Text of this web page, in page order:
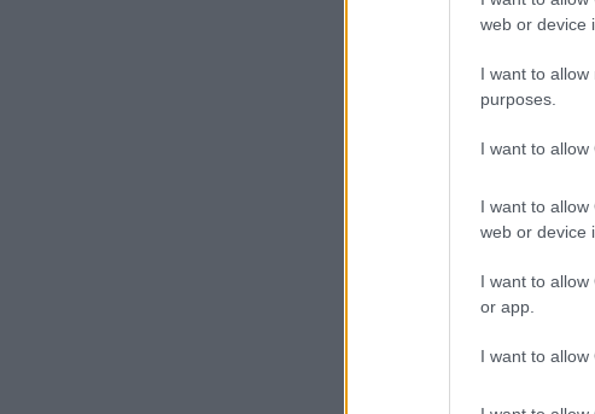
web or device
I want to
purposes.
I want to allow
I want to
web or device
I want to
or app.
I want to allow